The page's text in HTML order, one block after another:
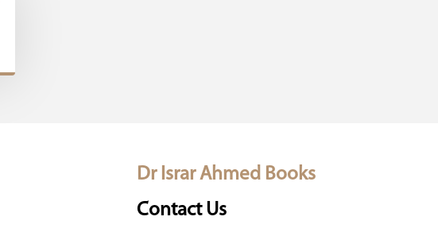
Dr Israr Ahmed Books
Contact Us